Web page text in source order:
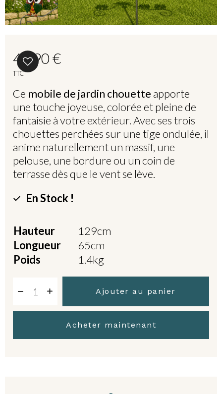
46,90 €
TTC
Ce mobile de jardin chouette apporte
une touche joyeuse, colorée et pleine de
fantaisie à votre extérieur. Avec ses trois
chouettes perchées sur une tige ondulée, il
anime naturellement un massif, une
pelouse, une bordure ou un coin de
terrasse dès que le vent se lève.
En Stock !
Hauteur
129cm
Longueur
65cm
Poids
1.4kg
Ajouter au panier
Acheter maintenant